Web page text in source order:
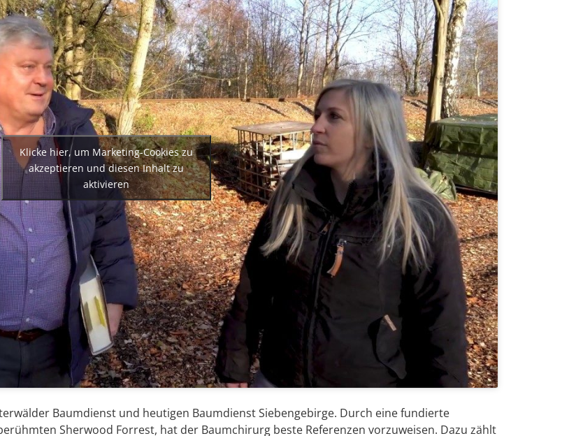
Klicke hier, um Marketing-Cookies zu
akzeptieren und diesen Inhalt zu
aktivieren
Baumdienst und heutigen Baumdienst Siebengebirge. Durch eine fundierte
Sherwood Forrest, hat der Baumchirurg beste Referenzen vorzuweisen. Dazu zählt